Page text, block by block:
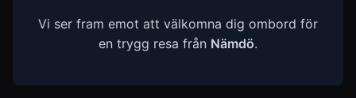
Vi ser fram emot att välkomna dig ombord för
en trygg resa från Nämdö.